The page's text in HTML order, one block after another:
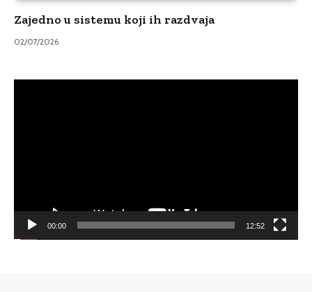
Zajedno u sistemu koji ih razdvaja
02/07/2026
00:00 12:52